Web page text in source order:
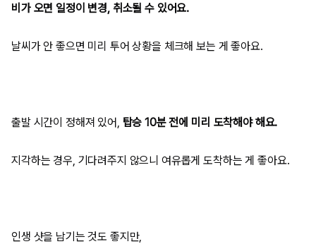
비가 오면 일정이 변경, 취소될 수 있어요.
날씨가 안 좋으면 미리 투어 상황을 체크해 보는 게 좋아요.
출발 시간이 정해져 있어, 탑승 10분 전에 미리 도착해야 해요.
지각하는 경우, 기다려주지 않으니 여유롭게 도착하는 게 좋아요.
인생 샷을 남기는 것도 좋지만,